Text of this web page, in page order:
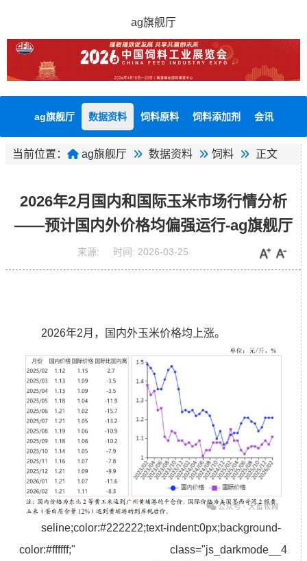
ag旗舰厅
ag旗舰厅 数据资料 饲料原料 饲料添加剂 会讯
当前位置： ag旗舰厅 数据资料 饲料 正文
2026年2月国内和国际玉米市场行情分析
——预计国内外价格均偏强运行-ag旗舰厅
来源: 时间: 2026-03-25
2026年2月，国内外玉米价格均上涨。
seline;color:#222222;text-indent:0px;background-
color:#ffffff;" class="js_darkmode__4